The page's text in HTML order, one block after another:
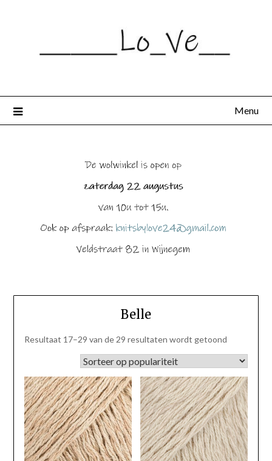
Menu
Belle
Resultaat 17–29 van de 29 resultaten wordt getoondGesorteerd
populariteit